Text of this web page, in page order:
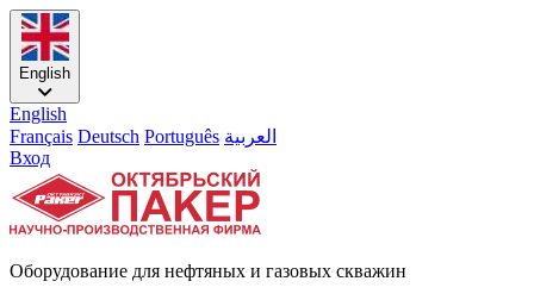
English
English
Français Deutsch Português العربية
Вход
Оборудование для нефтяных и газовых скважин